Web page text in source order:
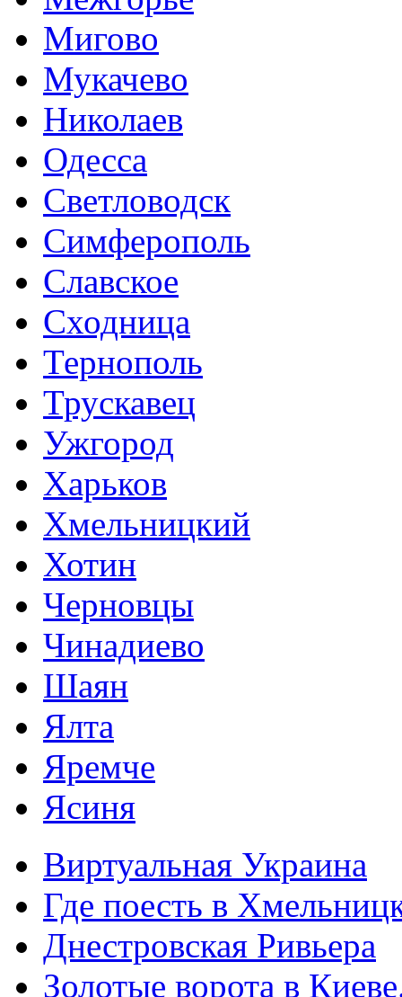
Мигово
Мукачево
Николаев
Одесса
Светловодск
Симферополь
Славское
Сходница
Тернополь
Трускавец
Ужгород
Харьков
Хмельницкий
Хотин
Черновцы
Чинадиево
Шаян
Ялта
Яремче
Ясиня
Виртуальная Украина
Где поесть в
Днестровская Ривьера
Золотые ворота в